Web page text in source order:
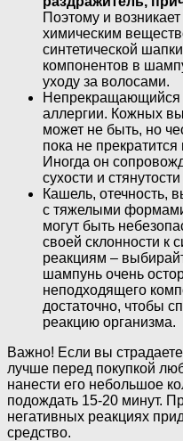
Поэтому и
химическим
синтетической
компонентов в
уходу за волосами.
Непрекращающийся
аллергии. Кожных
может не быть, но
пока не
Иногда он
сухости и
Кашель, отечность,
с тяжелыми
могут быть
своей склонности к
реакциям –
шампунь очень
неподходящего
достаточно, чтобы
реакцию организма.
Важно! Если вы
лучше перед покупкой
нанести его небольшое
подождать 15-20 минут.
негативных реакциях
средство.